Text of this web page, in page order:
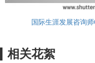
国际生涯发展咨询
相关花絮